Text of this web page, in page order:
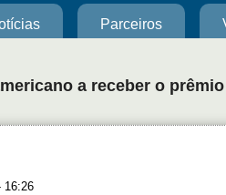
Parceiros
a receber o
16:26